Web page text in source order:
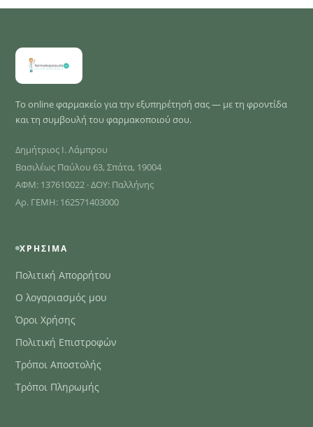
Το online φαρμακείο για την εξυπηρέτησή σας — με τη φροντίδα
και τη συμβουλή του φαρμακοποιού σου.
Δημήτριος Ι. Λάμπρου
Βασιλέως Παύλου 63, Σπάτα, 19004
ΑΦΜ: 137610022 · ΔΟΥ: Παλλήνης
Αρ. ΓΕΜΗ: 162571403000
ΧΡΉΣΙΜΑ
Πολιτική Απορρήτου
Ο λογαριασμός μου
Όροι Χρήσης
Πολιτική Επιστροφών
Τρόποι Αποστολής
Τρόποι Πληρωμής